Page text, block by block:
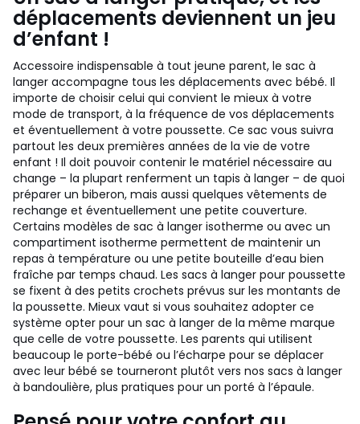
déplacements deviennent un jeu
d’enfant !
Accessoire indispensable à tout jeune parent, le sac à
langer accompagne tous les déplacements avec bébé. Il
importe de choisir celui qui convient le mieux à votre
mode de transport, à la fréquence de vos déplacements
et éventuellement à votre poussette. Ce sac vous suivra
partout les deux premières années de la vie de votre
enfant ! Il doit pouvoir contenir le matériel nécessaire au
change – la plupart renferment un tapis à langer – de quoi
préparer un biberon, mais aussi quelques vêtements de
rechange et éventuellement une petite couverture.
Certains modèles de sac à langer isotherme ou avec un
compartiment isotherme permettent de maintenir un
repas à température ou une petite bouteille d’eau bien
fraîche par temps chaud. Les sacs à langer pour poussette
se fixent à des petits crochets prévus sur les montants de
la poussette. Mieux vaut si vous souhaitez adopter ce
système opter pour un sac à langer de la même marque
que celle de votre poussette. Les parents qui utilisent
beaucoup le porte-bébé ou l’écharpe pour se déplacer
avec leur bébé se tourneront plutôt vers nos sacs à langer
à bandoulière, plus pratiques pour un porté à l’épaule.